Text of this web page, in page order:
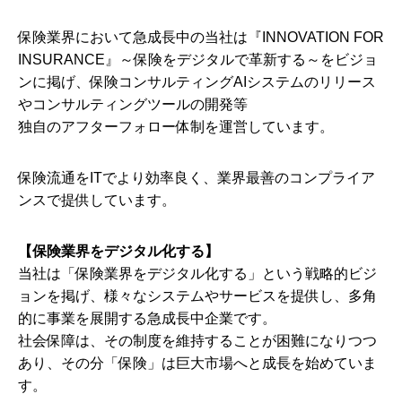
保険業界において急成長中の当社は『INNOVATION FOR
INSURANCE』～保険をデジタルで革新する～をビジョ
ンに掲げ、保険コンサルティングAIシステムのリリース
やコンサルティングツールの開発等
独自のアフターフォロー体制を運営しています。
保険流通をITでより効率良く、業界最善のコンプライア
ンスで提供しています。
【保険業界をデジタル化する】
当社は「保険業界をデジタル化する」という戦略的ビジ
ョンを掲げ、様々なシステムやサービスを提供し、多角
的に事業を展開する急成長中企業です。
社会保障は、その制度を維持することが困難になりつつ
あり、その分「保険」は巨大市場へと成長を始めていま
す。